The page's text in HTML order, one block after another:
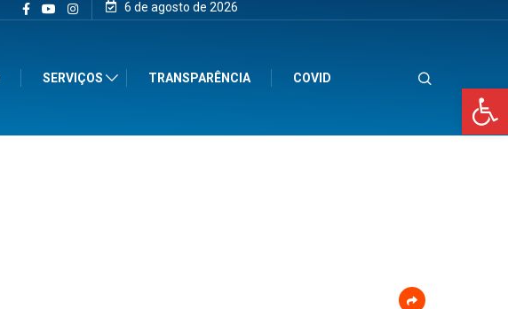
6 de agosto de 2026
SERVIÇOS TRANSPARÊNCIA COVID